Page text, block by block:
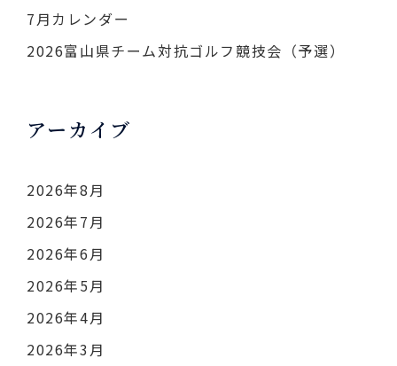
7月カレンダー
2026富山県チーム対抗ゴルフ競技会（予選）
アーカイブ
2026年8月
2026年7月
2026年6月
2026年5月
2026年4月
2026年3月